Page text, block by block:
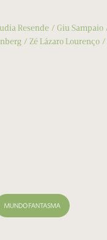
Resende Giu Sampaio
Zé Lázaro Lourenço